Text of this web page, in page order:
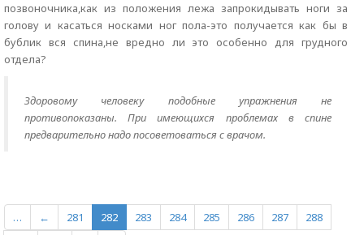
позвоночника,как из положения лежа запрокидывать ноги за
голову и касаться носками ног пола-это получается как бы в
бублик вся спина,не вредно ли это особенно для грудного
отдела?
Здоровому человеку подобные упражнения не
противопоказаны. При имеющихся проблемах в спине
предварительно надо посоветоваться с врачом.
… ← 281 282 283 284 285 286 287
288